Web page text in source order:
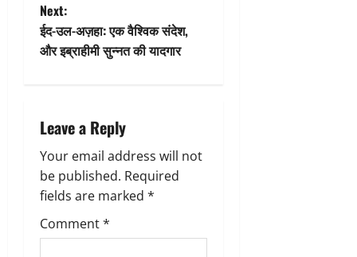
t
v
i
g
a
Next:
ईद-उल-अज़हा: एक वैश्विक संदेश,
और इब्राहीमी सुन्नत की यादगार
Leave a Reply
Your email address will not
be published. Required
fields are marked *
Comment*